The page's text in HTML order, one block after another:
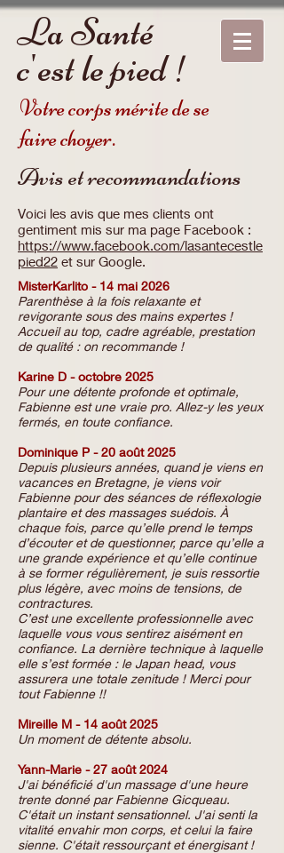
La Santé
c'est le pied !
Votre corps mérite de se
faire choyer.
Avis et recommandations
Voici les avis que mes clients ont
gentiment mis sur ma page Facebook :
https://www.facebook.com/lasantecestle
pied22 et sur Google.
MisterKarlito - 14 mai 2026
Parenthèse à la fois relaxante et
revigorante sous des mains expertes !
Accueil au top, cadre agréable, prestation
de qualité : on recommande !
Karine D - octobre 2025
Pour une détente profonde et optimale,
Fabienne est une vraie pro. Allez-y les yeux
fermés, en toute confiance.
Dominique P - 20 août 2025
Depuis plusieurs années, quand je viens en
vacances en Bretagne, je viens voir
Fabienne pour des séances de réflexologie
plantaire et des massages suédois. À
chaque fois, parce qu’elle prend le temps
d’écouter et de questionner, parce qu’elle a
une grande expérience et qu’elle continue
à se former régulièrement, je suis ressortie
plus légère, avec moins de tensions, de
contractures.
C’est une excellente professionnelle avec
laquelle vous vous sentirez aisément en
confiance. La dernière technique à laquelle
elle s’est formée : le Japan head, vous
assurera une totale zenitude ! Merci pour
tout Fabienne !!
Mireille M - 14 août 2025
Un moment de détente absolu.
Yann-Marie - 27 août 2024
J'ai bénéficié d'un massage d'une heure
trente donné par Fabienne Gicqueau.
C'était un instant sensationnel. J'ai senti la
vitalité envahir mon corps, et celui la faire
sienne. C'était ressourçant et énergisant !